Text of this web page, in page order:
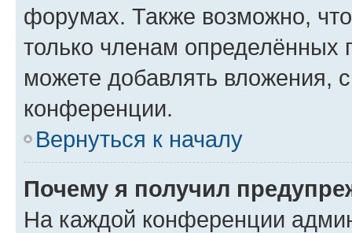
форумах. Также возможно,
только членам определённых
можете добавлять вложения,
конференции.
Вернуться к началу
Почему я получил
На каждой конференции